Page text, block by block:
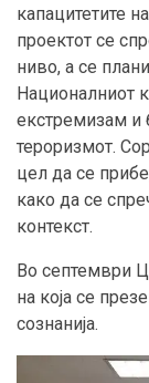
капацитетите
проектот се
ниво, а се
Националниот
екстремизам и
тероризмот.
цел да се
како да се
контекст.
Во септември
на која се
сознанија.